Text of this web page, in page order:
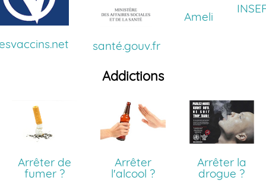
santé.gouv.fr
Ameli
Addictions
Arrêter de
fumer ?
Arrêter
l'alcool ?
Arrêter la
drogue ?